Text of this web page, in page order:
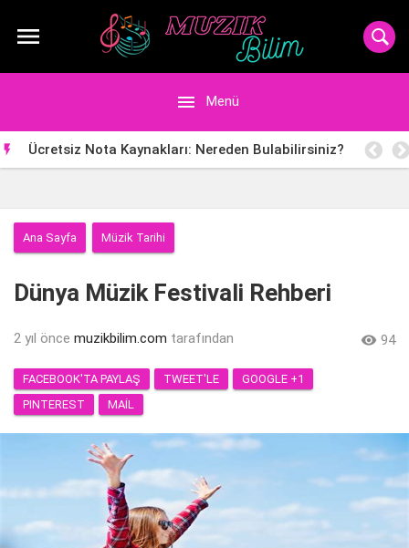

 Menü
 Ücretsiz Nota Kaynakları: Nereden Bulabilirsiniz?
Ana Sayfa Müzik Tarihi
Dünya Müzik Festivali Rehberi
2 yıl önce muzikbilim.com tarafından  94
FACEBOOK'TA PAYLAŞ TWEET'LE
GOOGLE +1
PINTEREST
MAIL